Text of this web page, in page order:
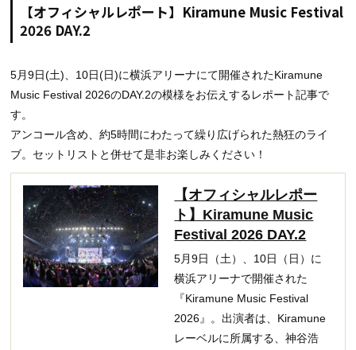
【オフィシャルレポート】Kiramune Music Festival
2026 DAY.2
5月9日(土)、10日(日)に横浜アリーナにて開催されたKiramune
Music Festival 2026のDAY.2の模様をお伝えするレポート記事で
す。
アンコール含め、約5時間にわたって繰り広げられた熱狂のライ
ブ。セットリストと併せて是非お楽しみください！
【オフィシャルレポー
ト】Kiramune Music
Festival 2026 DAY.2
5月9日（土）、10日（日）に
横浜アリーナで開催された
『Kiramune Music Festival
2026』。出演者は、Kiramune
レーベルに所属する、神谷浩